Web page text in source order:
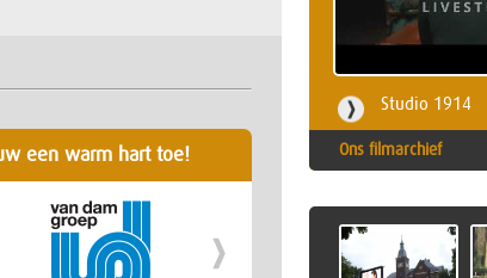
een warm hart toe!
Studio 1914
Ons filmarchief